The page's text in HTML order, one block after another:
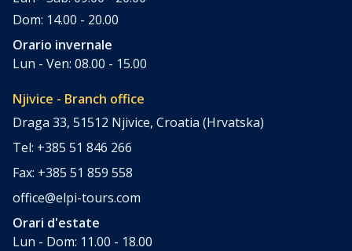
Dom: 14.00 - 20.00
Orario invernale
Lun - Ven: 08.00 - 15.00
Njivice - Branch office
Draga 33, 51512 Njivice, Croatia (Hrvatska)
Tel: +385 51 846 266
Fax: +385 51 859 558
office@elpi-tours.com
Orari d'estate
Lun - Dom: 11.00 - 18.00